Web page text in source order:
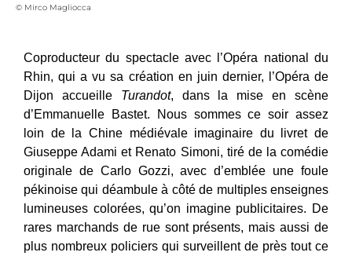
© Mirco Magliocca
Coproducteur du spectacle avec l’Opéra national du
Rhin, qui a vu sa création en juin dernier, l’Opéra de
Dijon accueille Turandot, dans la mise en scène
d’Emmanuelle Bastet. Nous sommes ce soir assez
loin de la Chine médiévale imaginaire du livret de
Giuseppe Adami et Renato Simoni, tiré de la comédie
originale de Carlo Gozzi, avec d’emblée une foule
pékinoise qui déambule à côté de multiples enseignes
lumineuses colorées, qu’on imagine publicitaires. De
rares marchands de rue sont présents, mais aussi de
plus nombreux policiers qui surveillent de près tout ce